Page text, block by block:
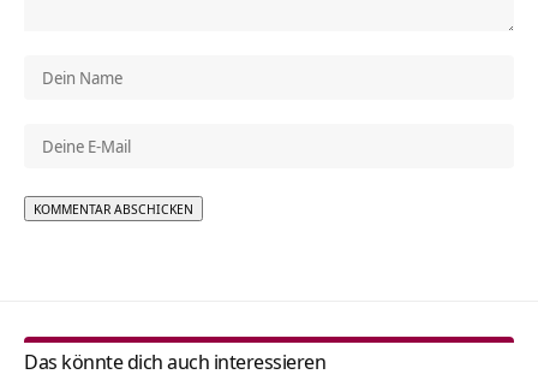
Das könnte dich auch interessieren